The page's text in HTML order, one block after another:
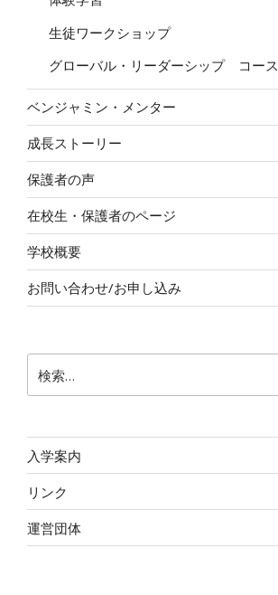
生徒ワークショップ
グローバル・リーダーシップ コース
ベンジャミン・メンター
成長ストーリー
保護者の声
在校生・保護者のページ
学校概要
お問い合わせ/お申し込み
索:
入学案内
リンク
運営団体